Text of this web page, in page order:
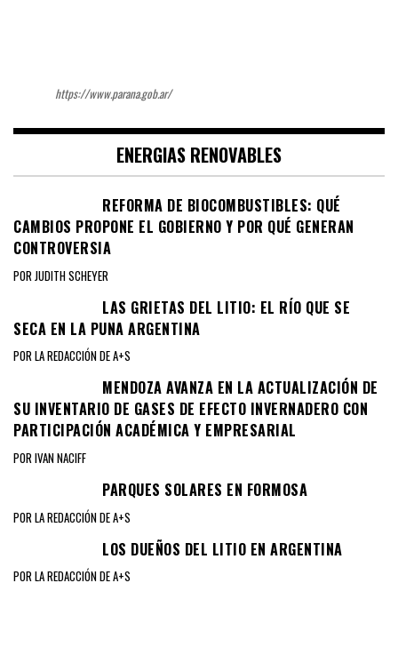
https://www.parana.gob.ar/
ENERGIAS RENOVABLES
REFORMA DE BIOCOMBUSTIBLES: QUÉ
CAMBIOS PROPONE EL GOBIERNO Y POR QUÉ GENERAN
CONTROVERSIA
POR JUDITH SCHEYER
LAS GRIETAS DEL LITIO: EL RÍO QUE SE
SECA EN LA PUNA ARGENTINA
POR LA REDACCIÓN DE A+S
MENDOZA AVANZA EN LA ACTUALIZACIÓN DE
SU INVENTARIO DE GASES DE EFECTO INVERNADERO CON
PARTICIPACIÓN ACADÉMICA Y EMPRESARIAL
POR IVAN NACIFF
PARQUES SOLARES EN FORMOSA
POR LA REDACCIÓN DE A+S
LOS DUEÑOS DEL LITIO EN ARGENTINA
POR LA REDACCIÓN DE A+S